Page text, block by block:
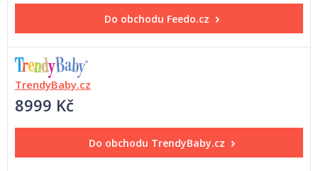
Do obchodu Feedo.cz
TrendyBaby.cz
8999 Kč
Do obchodu TrendyBaby.cz